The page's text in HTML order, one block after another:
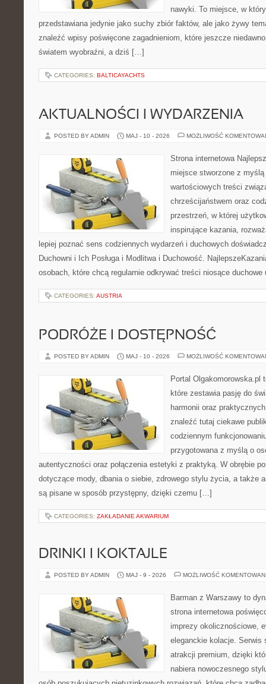
nawyki. To miejsce, w
przedstawiana jedynie jako suchy zbiór faktów, ale jako żywy
znaleźć wpisy poświęcone zagadnieniom, które jeszcze niedawno
światem wyobraźni, a dziś […]
CATEGORIES: BALTICAYACHTS
AKTUALNOŚCI I WYDARZENIA
POSTED BY ADMIN MAJ - 10 - 2026 MOŻLIWOŚĆ
Strona internetowa
miejsce stworzone z
wartościowych treści
chrześcijaństwem oraz
przestrzeń, w której
inspirujące kazania,
lepiej poznać sens codziennych wydarzeń i duchowych
Duchowni i Ich Posługa i Modlitwa i Duchowość.
osobach, które chcą regularnie odkrywać treści niosące
CATEGORIES: AUSTRIA
PODRÓŻE I DOSTĘPNOŚĆ
POSTED BY ADMIN MAJ - 10 - 2026 MOŻLIWOŚĆ
Portal Olgakomorowska.pl
które zestawia pasję do
harmonii oraz
znaleźć tutaj ciekawe
codziennym
przygotowana z myślą o
autentyczności oraz połączenia estetyki z praktyką. W obrębie
dotyczące mody, dbania o siebie, zdrowego stylu życia, a także
są pisane w sposób przystępny, dzięki czemu […]
CATEGORIES: ZAKŁADANIE AKWARIUM
DRINKI I KOKTAJLE
POSTED BY ADMIN MAJ - 9 - 2026 MOŻLIWOŚĆ
Barman z Warszawy to
strona internetowa
imprezy okolicznościowe,
eleganckie kolacje. Serwis
atrakcji premium, dzięki
nabiera nowoczesnego